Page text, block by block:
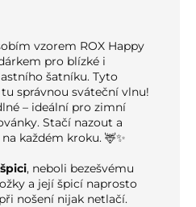
vzorem ROX Happy
pro blízké i
šatníku. Tyto
správnou sváteční vlnu!
– ideální pro zimní
Stačí nazout a
každém kroku. 🦌✨
, neboli bezešvému
a její špicí naprosto
nošení nijak netlačí.